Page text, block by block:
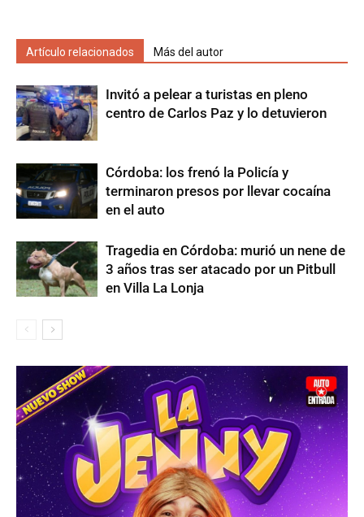
Artículo relacionados Más del autor
Invitó a pelear a turistas en pleno
centro de Carlos Paz y lo detuvieron
Córdoba: los frenó la Policía y
terminaron presos por llevar cocaína
en el auto
Tragedia en Córdoba: murió un nene de
3 años tras ser atacado por un Pitbull
en Villa La Lonja